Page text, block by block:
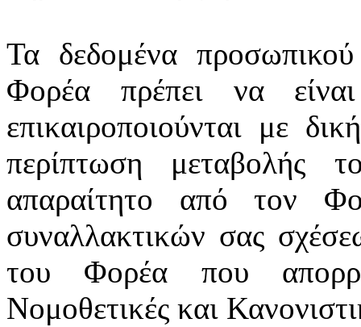
Τα δεδομένα
Φορέα πρέπει να
επικαιροποιούνται με
περίπτωση μεταβολής
απαραίτητο από τον
συναλλακτικών σας
του Φορέα που
Νομοθετικές και